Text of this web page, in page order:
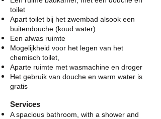
toilet
Apart toilet bij het zwembad alsook een
buitendouche (koud water)
Een afwas ruimte
Mogelijkheid voor het legen van het
chemisch toilet,
Aparte ruimte met wasmachine en droger
Het gebruik van douche en warm water is
gratis
Services
A spacious bathroom, with a shower and